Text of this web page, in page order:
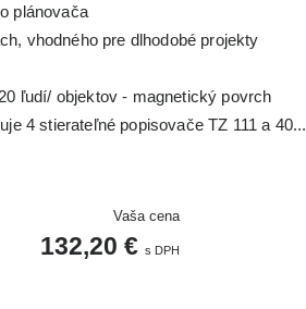
plánovača
vhodného pre dlhodobé projekty
ľudí/ objektov - magnetický povrch
4 stierateľné popisovače TZ 111 a 40...
Vaša cena
132,20 € s DPH